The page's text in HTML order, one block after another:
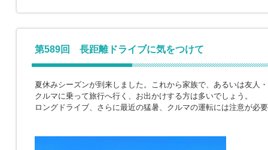
第589回 長距離ドライブに気をつけて
夏休みシーズンが到来しました。これから家族で、あるいは友人
クルマに乗って旅行へ行く、お出かけする方は多いでしょう。
ロングドライブ、さらに最近の猛暑、クルマの運転には注意が必